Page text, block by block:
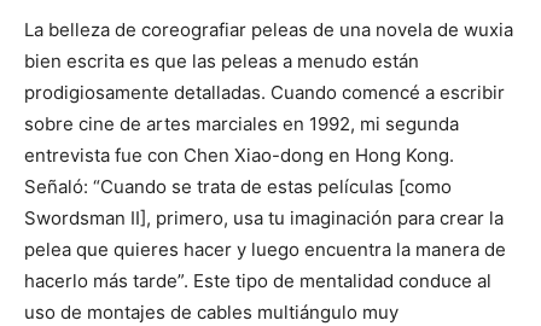
La belleza de coreografiar peleas de una novela de wuxia
bien escrita es que las peleas a menudo están
prodigiosamente detalladas. Cuando comencé a escribir
sobre cine de artes marciales en 1992, mi segunda
entrevista fue con Chen Xiao-dong en Hong Kong.
Señaló: “Cuando se trata de estas películas [como
Swordsman II], primero, usa tu imaginación para crear la
pelea que quieres hacer y luego encuentra la manera de
hacerlo más tarde”. Este tipo de mentalidad conduce al
uso de montajes de cables multiángulo muy